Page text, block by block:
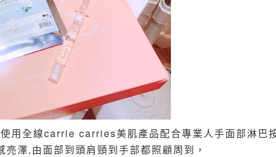
用全線carrie carries美肌產品配合專業人手面部淋巴
澤,由面部到頭肩頸到手部都照顧周到，